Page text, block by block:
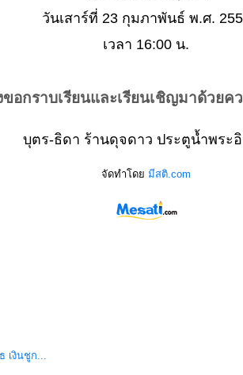
วันเสาร์ที่ 23 กุมภาพันธ์ พ.ศ.
เวลา 16:00 น.
ขอกราบเรียนและเรียนเชิญมาด้วยค
บุตร-ธิดา ร้านดุจดาว ประตูน้ำพระ
จัดทำโดย มีสติ.com
เงินชูก...